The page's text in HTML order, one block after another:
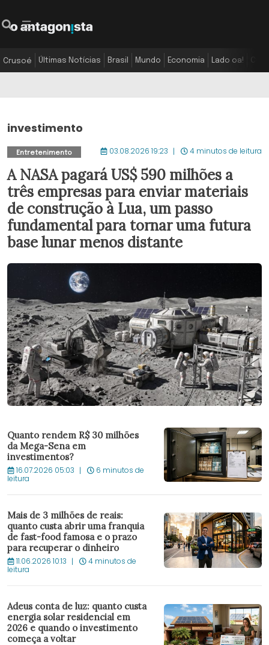
Crusoé Últimas Notícias Brasil Mundo Economia Lado oa!
investimento
Entretenimento 03.08.2026 19:23 4 minutos de leitura
A NASA pagará US$ 590 milhões a
três empresas para enviar materiais
de construção à Lua, um passo
fundamental para tornar uma futura
base lunar menos distante
Quanto rendem R$ 30 milhões
da Mega-Sena em
investimentos?
16.07.2026 05:03 6 minutos de
leitura
Mais de 3 milhões de reais:
quanto custa abrir uma franquia
de fast-food famosa e o prazo
para recuperar o dinheiro
11.06.2026 10:13 4 minutos de
leitura
Adeus conta de luz: quanto custa
energia solar residencial em
2026 e quando o investimento
começa a voltar